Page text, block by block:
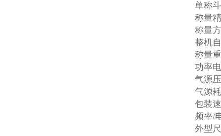
单称
称量
称量
整机
称量
功率
气源
气源
包装
频率/
外型